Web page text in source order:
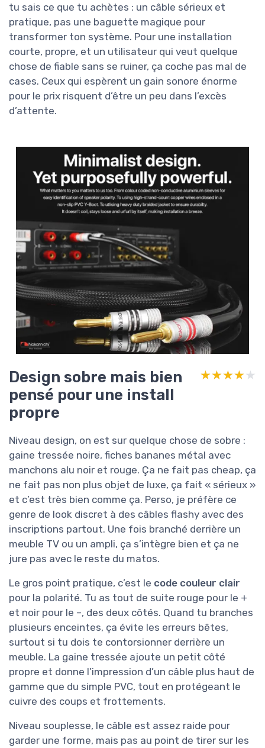
tu sais ce que tu achètes : un câble sérieux et
pratique, pas une baguette magique pour
transformer ton système. Pour une installation
courte, propre, et un utilisateur qui veut quelque
chose de fiable sans se ruiner, ça coche pas mal de
cases. Ceux qui espèrent un gain sonore énorme
pour le prix risquent d’être un peu dans l’excès
d’attente.
Design sobre mais bien
pensé pour une install
propre
★★★★★
★★★★★
Niveau design, on est sur quelque chose de sobre :
gaine tressée noire, fiches bananes métal avec
manchons alu noir et rouge. Ça ne fait pas cheap, ça
ne fait pas non plus objet de luxe, ça fait « sérieux »
et c’est très bien comme ça. Perso, je préfère ce
genre de look discret à des câbles flashy avec des
inscriptions partout. Une fois branché derrière un
meuble TV ou un ampli, ça s’intègre bien et ça ne
jure pas avec le reste du matos.
Le gros point pratique, c’est le code couleur clair
pour la polarité. Tu as tout de suite rouge pour le +
et noir pour le –, des deux côtés. Quand tu branches
plusieurs enceintes, ça évite les erreurs bêtes,
surtout si tu dois te contorsionner derrière un
meuble. La gaine tressée ajoute un petit côté
propre et donne l’impression d’un câble plus haut de
gamme que du simple PVC, tout en protégeant le
cuivre des coups et frottements.
Niveau souplesse, le câble est assez raide pour
garder une forme, mais pas au point de tirer sur les